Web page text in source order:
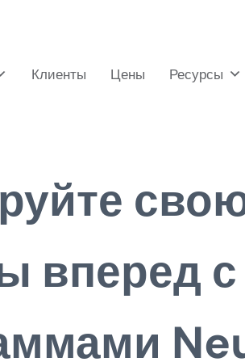
Клиенты Цены Ресурсы
вперед с